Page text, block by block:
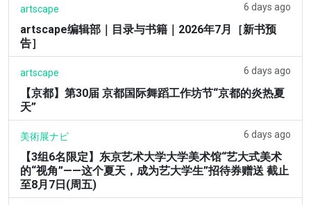
artscape 6 days ago
artscape编辑部｜目录与书籍｜2026年7月［新书预
告］
artscape 6 days ago
【京都】第30届 京都国际舞蹈工作坊节“京都的炎热夏
天”
美術展ナビ 6 days ago
【3组6名限定】东京艺术大学大学美术馆“艺大式美术
的“视角”——这个夏天，成为艺大学生”招待券赠送 截止
至8月7日(周五)